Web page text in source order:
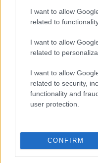
I want to allow
related to
I want to allow
related to
I want to allow
related to security,
functionality and
user protection.
CONFIRM
Παίκτης της
γύρο τους οπαδούς